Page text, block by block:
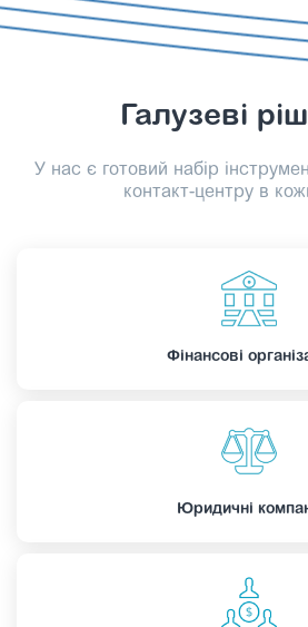
Галузеві
У нас є готовий набір
контакт-центру в
Фінансові
Юридичні